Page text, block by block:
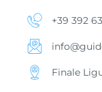
+39 392
Finale